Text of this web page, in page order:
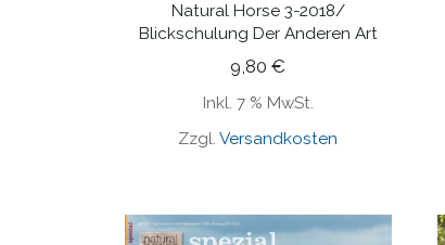
IN DEN WARENKORB
Natural Horse 3-2018/
Blickschulung Der Anderen Art
9,80 €
Inkl. 7 % MwSt.
Zzgl. Versandkosten